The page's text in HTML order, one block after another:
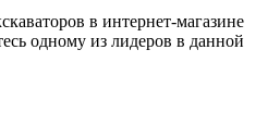
в интернет-магазине
одному из лидеров в данной